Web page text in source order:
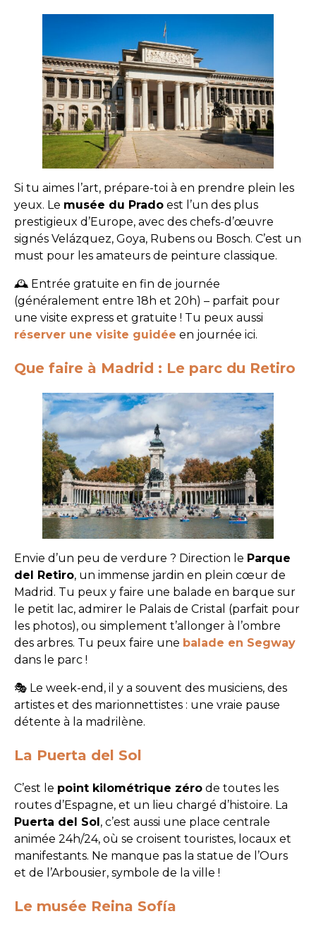
Si tu aimes l’art, prépare-toi à en prendre plein les
yeux. Le musée du Prado est l’un des plus
prestigieux d’Europe, avec des chefs-d’œuvre
signés Velázquez, Goya, Rubens ou Bosch. C’est un
must pour les amateurs de peinture classique.
🕰️ Entrée gratuite en fin de journée
(généralement entre 18h et 20h) – parfait pour
une visite express et gratuite ! Tu peux aussi
réserver une visite guidée en journée ici.
Que faire à Madrid : Le parc du Retiro
Envie d’un peu de verdure ? Direction le Parque
del Retiro, un immense jardin en plein cœur de
Madrid. Tu peux y faire une balade en barque sur
le petit lac, admirer le Palais de Cristal (parfait pour
les photos), ou simplement t’allonger à l’ombre
des arbres. Tu peux faire une balade en Segway
dans le parc !
🎭 Le week-end, il y a souvent des musiciens, des
artistes et des marionnettistes : une vraie pause
détente à la madrilène.
La Puerta del Sol
C’est le point kilométrique zéro de toutes les
routes d’Espagne, et un lieu chargé d’histoire. La
Puerta del Sol , c’est aussi une place centrale
animée 24h/24, où se croisent touristes, locaux et
manifestants. Ne manque pas la statue de l’Ours
et de l’Arbousier, symbole de la ville !
Le musée Reina Sofía